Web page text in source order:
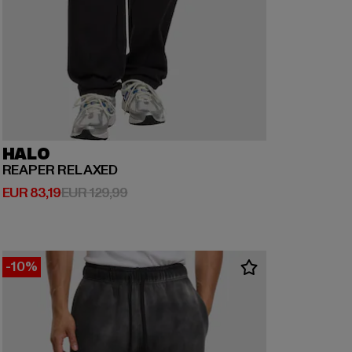
HALO
REAPER RELAXED
EUR 83,19
Derzeitiger Preis: EUR 83,19
EUR 129,99Aktionspreis: EUR 129,99
-10%